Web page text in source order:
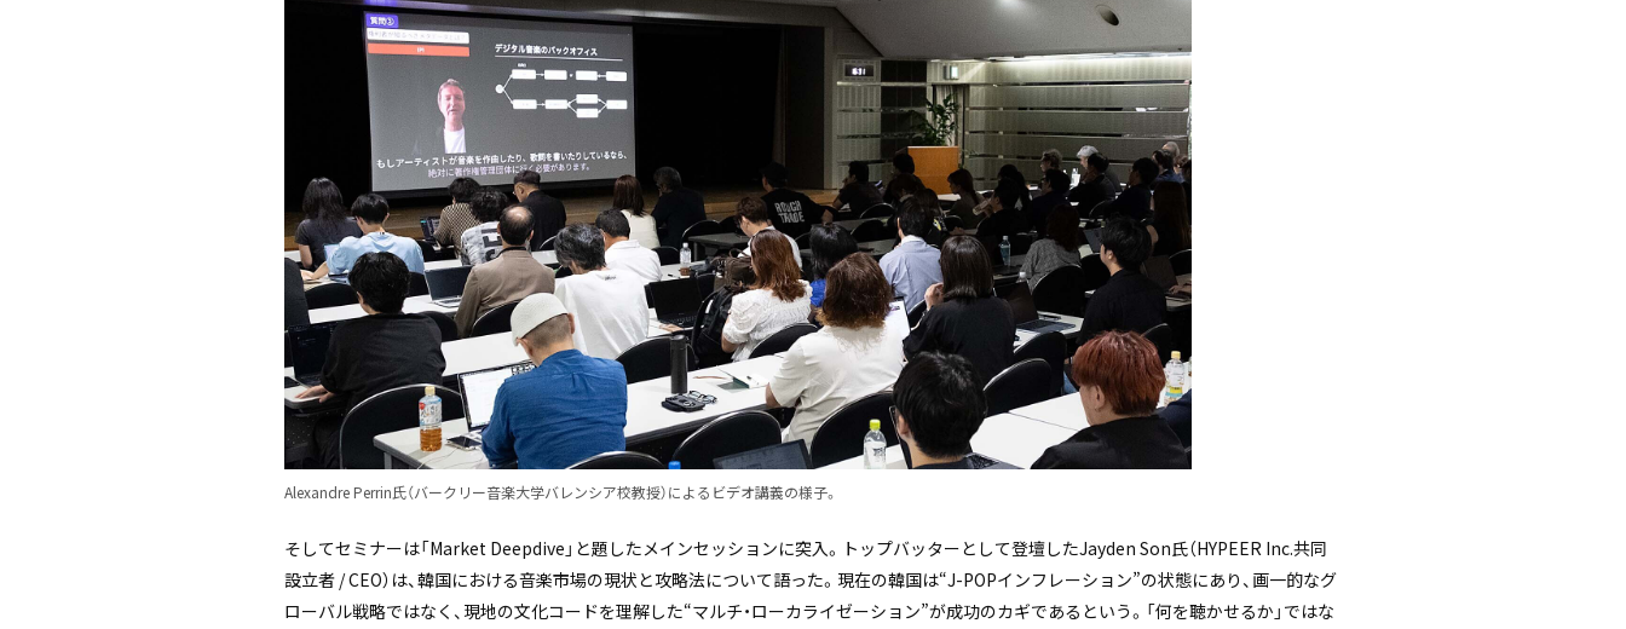
Alexandre Perrin氏（バークリー⾳楽⼤学バレンシア校教授）によるビデオ講義の様子。
そしてセミナーは「Market Deepdive」と題したメインセッションに突入。トップバッターとして登壇したJayden Son氏（HYPEER Inc.共同
設立者 / CEO）は、韓国における音楽市場の現状と攻略法について語った。現在の韓国は“J-POPインフレーション”の状態にあり、画一的なグ
ローバル戦略ではなく、現地の文化コードを理解した“マルチ・ローカライゼーション”が成功のカギであるという。「何を聴かせるか」ではな